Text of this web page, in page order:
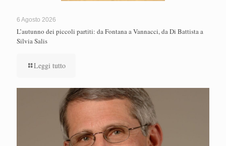
6 Agosto 2026
L’autunno dei piccoli partiti: da Fontana a Vannacci, da Di Battista a
Silvia Salis
Leggi tutto